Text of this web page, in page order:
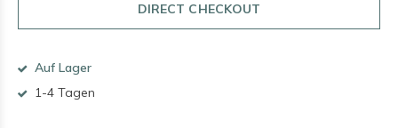
DIRECT CHECKOUT
Auf Lager
1-4 Tagen